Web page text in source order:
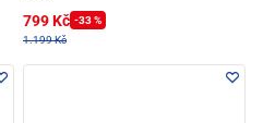
799 Kč -33 %
1.199 Kč